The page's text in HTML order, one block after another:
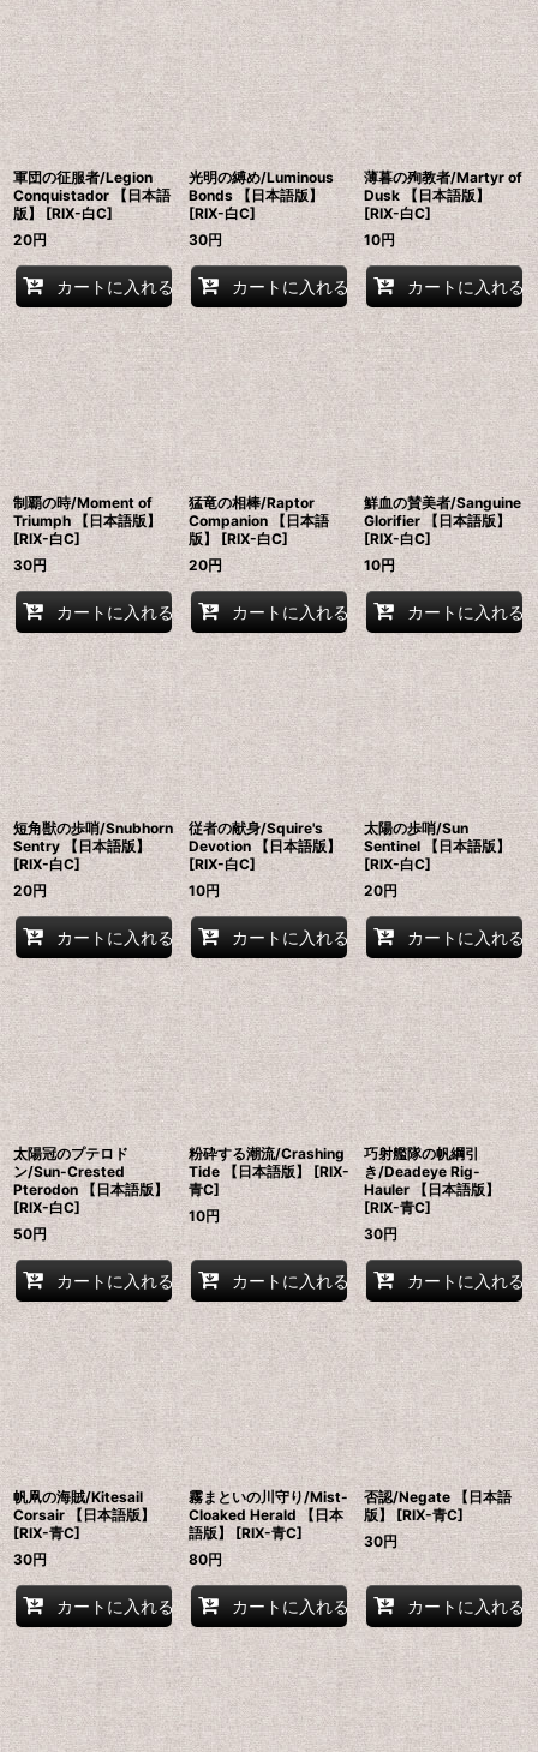
軍団の征服者/Legion
Conquistador 【日本語
版】 [RIX-白C]
20円
カートに入れる
光明の縛め/Luminous
Bonds 【日本語版】
[RIX-白C]
30円
カートに入れる
薄暮の殉教者/Martyr of
Dusk 【日本語版】
[RIX-白C]
10円
カートに入れる
制覇の時/Moment of
Triumph 【日本語版】
[RIX-白C]
30円
カートに入れる
猛竜の相棒/Raptor
Companion 【日本語
版】 [RIX-白C]
20円
カートに入れる
鮮血の賛美者/Sanguine
Glorifier 【日本語版】
[RIX-白C]
10円
カートに入れる
短角獣の歩哨/Snubhorn
Sentry 【日本語版】
[RIX-白C]
20円
カートに入れる
従者の献身/Squire's
Devotion 【日本語版】
[RIX-白C]
10円
カートに入れる
太陽の歩哨/Sun
Sentinel 【日本語版】
[RIX-白C]
20円
カートに入れる
太陽冠のプテロド
ン/Sun-Crested
Pterodon 【日本語版】
[RIX-白C]
50円
カートに入れる
粉砕する潮流/Crashing
Tide 【日本語版】 [RIX-
青C]
10円
カートに入れる
巧射艦隊の帆綱引
き/Deadeye Rig-
Hauler 【日本語版】
[RIX-青C]
30円
カートに入れる
帆凧の海賊/Kitesail
Corsair 【日本語版】
[RIX-青C]
30円
カートに入れる
霧まといの川守り/Mist-
Cloaked Herald 【日本
語版】 [RIX-青C]
80円
カートに入れる
否認/Negate 【日本語
版】 [RIX-青C]
30円
カートに入れる